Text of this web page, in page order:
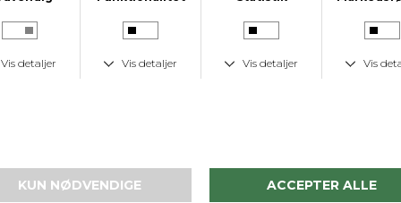
46% polyamid, 39% polyester, 15% elastan. Vask 30
gr.